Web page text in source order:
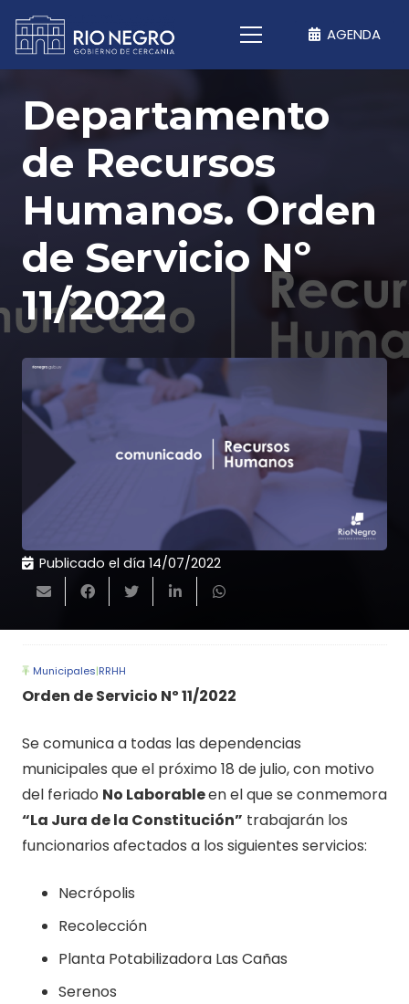
AGENDA
Departamento
de Recursos
Humanos. Orden
de Servicio Nº
11/2022
Publicado el día 14/07/2022
Municipales|RRHH
Orden de Servicio Nº 11/2022
Se comunica a todas las dependencias
municipales que el próximo 18 de julio, con motivo
del feriado No Laborableen el que se conmemora
“La Jura de la Constitución” trabajarán los
funcionarios afectados a los siguientes servicios:
Necrópolis
Recolección
Planta Potabilizadora Las Cañas
Serenos